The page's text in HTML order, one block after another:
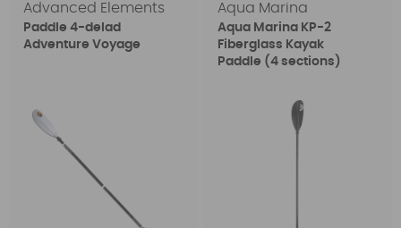
Advanced Elements
Paddle 4-delad
Adventure Voyage
Aqua Marina
Aqua Marina KP-2
Fiberglass Kayak
Paddle (4 sections)